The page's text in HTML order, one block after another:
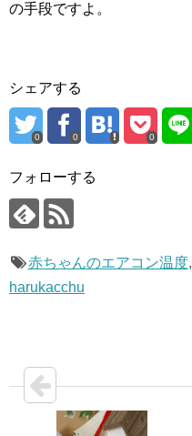
の手段ですよ。
シェアする
0 0 0
フォローする
赤ちゃんのエアコン温度,
harukacchu